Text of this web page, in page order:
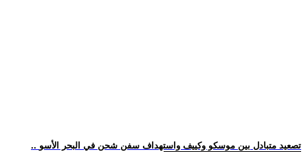
.. تصعيد متبادل بين موسكو وكييف واستهداف سفن شحن في البحر الأسو